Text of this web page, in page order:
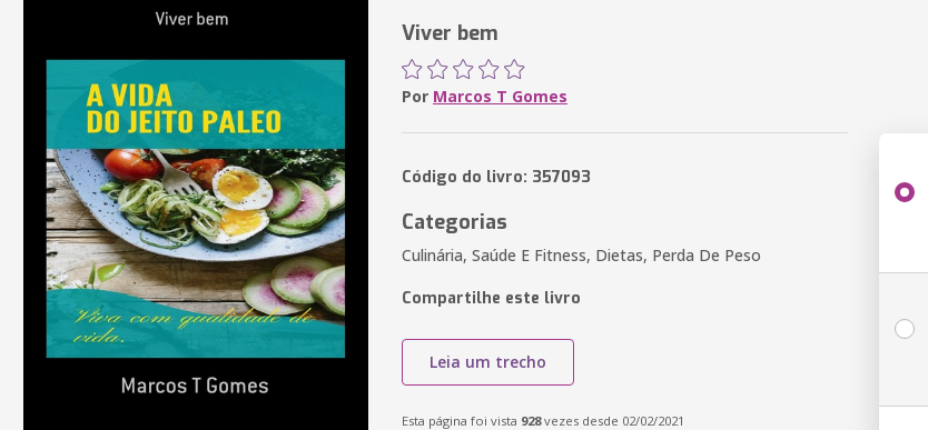
Viver bem
Por Marcos T Gomes
Código do livro: 357093
Categorias
Culinária, Saúde E Fitness, Dietas, Perda De Peso
Compartilhe este livro
Leia um trecho
Esta página foi vista 928vezes desde 02/02/2021